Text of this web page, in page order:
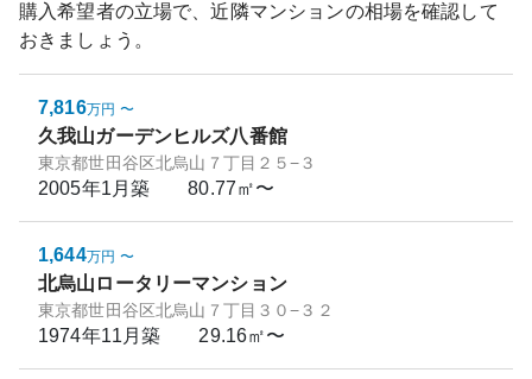
購入希望者の立場で、近隣マンションの相場を確認して
おきましょう。
7,816万円 〜
久我山ガーデンヒルズ八番館
東京都世田谷区北烏山７丁目２５−３
2005年1月築 80.77㎡〜
1,644万円 〜
北烏山ロータリーマンション
東京都世田谷区北烏山７丁目３０−３２
1974年11月築 29.16㎡〜